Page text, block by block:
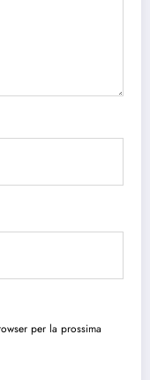
per la prossima